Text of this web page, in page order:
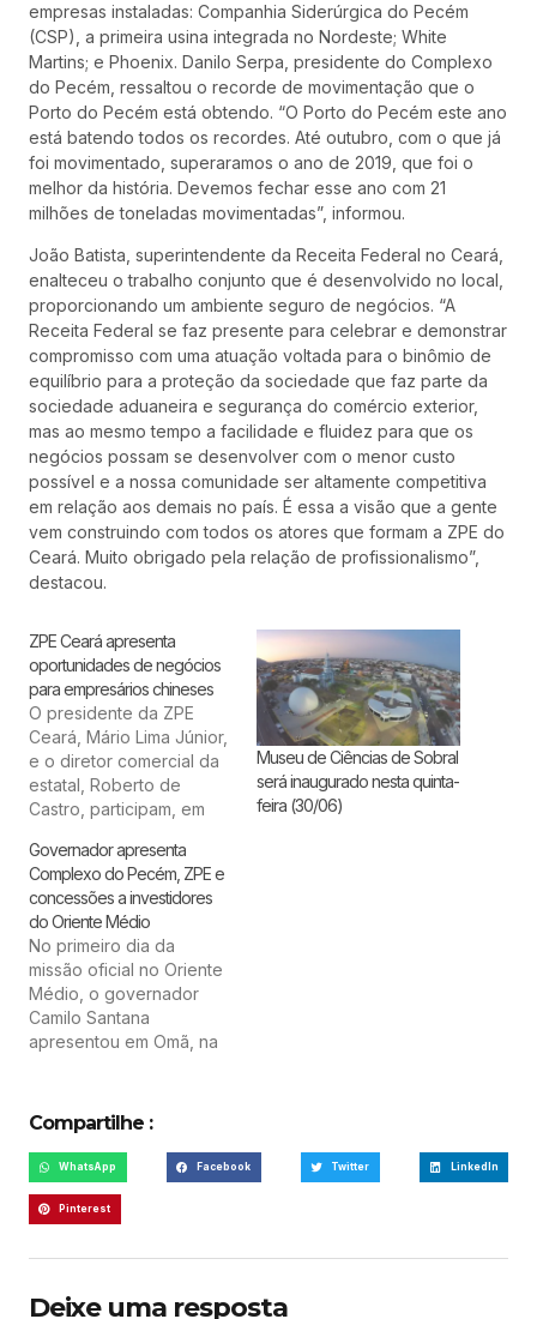
empresas instaladas: Companhia Siderúrgica do Pecém
(CSP), a primeira usina integrada no Nordeste; White
Martins; e Phoenix. Danilo Serpa, presidente do Complexo
do Pecém, ressaltou o recorde de movimentação que o
Porto do Pecém está obtendo. “O Porto do Pecém este ano
está batendo todos os recordes. Até outubro, com o que já
foi movimentado, superaramos o ano de 2019, que foi o
melhor da história. Devemos fechar esse ano com 21
milhões de toneladas movimentadas”, informou.
João Batista, superintendente da Receita Federal no Ceará,
enalteceu o trabalho conjunto que é desenvolvido no local,
proporcionando um ambiente seguro de negócios. “A
Receita Federal se faz presente para celebrar e demonstrar
compromisso com uma atuação voltada para o binômio de
equilíbrio para a proteção da sociedade que faz parte da
sociedade aduaneira e segurança do comércio exterior,
mas ao mesmo tempo a facilidade e fluidez para que os
negócios possam se desenvolver com o menor custo
possível e a nossa comunidade ser altamente competitiva
em relação aos demais no país. É essa a visão que a gente
vem construindo com todos os atores que formam a ZPE do
Ceará. Muito obrigado pela relação de profissionalismo”,
destacou.
ZPE Ceará apresenta
oportunidades de negócios
para empresários chineses
O presidente da ZPE
Ceará, Mário Lima Júnior,
e o diretor comercial da
estatal, Roberto de
Castro, participam, em
Subcomissão de Indústria
e Tecnologia da
Informação da Comissão
Sino Brasileira de
Concertação e
Cooperação Brasil China
(Cosban), no Ministério
da Indústria, Comércio
Exterior e Serviços…
Museu de Ciências de Sobral
será inaugurado nesta quinta-
feira (30/06)
Governador apresenta
Complexo do Pecém, ZPE e
concessões a investidores
do Oriente Médio
No primeiro dia da
missão oficial no Oriente
Médio, o governador
Camilo Santana
apresentou em Omã, na
por meio do Complexo
Industrial e Portuário do
Pecém (CIPP), Zona de
Processamento de
Exportação (ZPE) e
"As agendas em Omã
Compartilhe :
WhatsApp Facebook Twitter LinkedIn
Pinterest
Deixe uma resposta